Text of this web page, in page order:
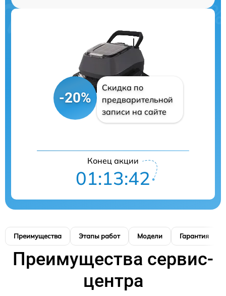
-20%
Скидка по
предварительной
записи на сайте
Конец акции
01:13:41
Преимущества Этапы работ Модели Гарантия
Преимущества сервис-
центра